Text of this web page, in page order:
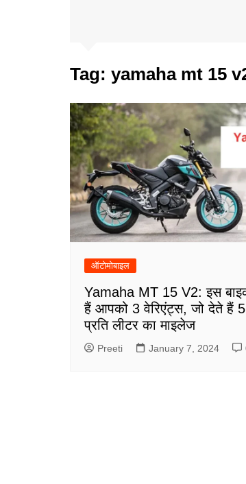
Tag: yamaha mt 15
ऑटोमोबाइल
Yamaha MT 15 V2: इस
हैं आपको 3 वेरिएंट्स, जो देते हैं
प्रति लीटर का माइलेज
Preeti January 7, 2024